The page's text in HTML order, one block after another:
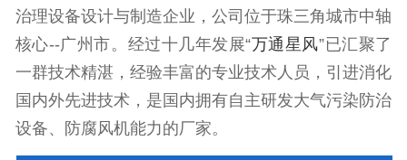
治理设备设计与制造企业，公司位于珠三角城市中轴
核心--广州市。经过十几年发展“万通星风”已汇聚了
一群技术精湛，经验丰富的专业技术人员，引进消化
国内外先进技术，是国内拥有自主研发大气污染防治
设备、防腐风机能力的厂家。